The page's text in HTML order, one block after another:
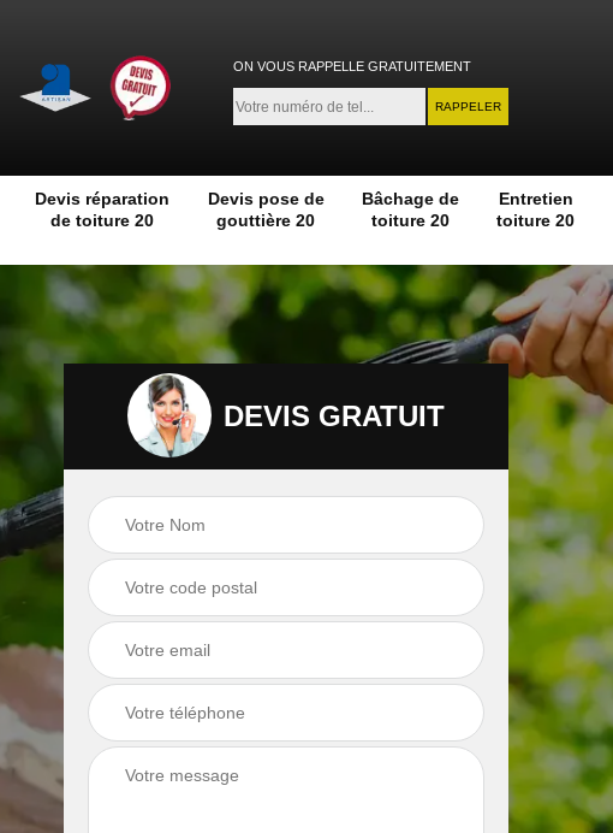
ON VOUS RAPPELLE GRATUITEMENT
Devis réparation
de toiture 20
Devis pose de
gouttière 20
Bâchage de
toiture 20
Entretien
toiture 20
DEVIS GRATUIT